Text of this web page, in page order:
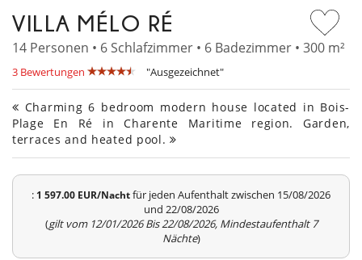
VILLA MÉLO RÉ
14 Personen • 6 Schlafzimmer • 6 Badezimmer • 300 m²
3 Bewertungen "Ausgezeichnet"
Charming 6 bedroom modern house located in Bois-
Plage En Ré in Charente Maritime region. Garden,
terraces and heated pool.
: 1 597.00 EUR/Nachtfür jeden Aufenthalt zwischen 15/08/2026
und 22/08/2026
(gilt vom 12/01/2026 Bis 22/08/2026, Mindestaufenthalt 7
Nächte)